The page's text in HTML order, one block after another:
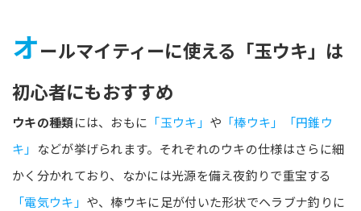
オールマイティーに使える「玉ウキ」は
初心者にもおすすめ
ウキの種類には、おもに 「玉ウキ」 や 「棒ウキ」「円錐ウ
キ」 などが挙げられます。それぞれのウキの仕様はさらに細
かく分かれており、なかには光源を備え夜釣りで重宝する
「電気ウキ」 や、棒ウキに足が付いた形状でヘラブナ釣りに